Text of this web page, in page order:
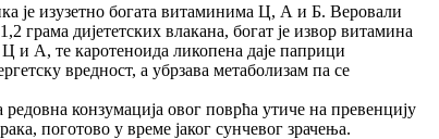
је изузетно богата витаминима Ц, А и Б. Веровали
дијететских влакана, богат је извор витамина
и А, те каротеноида ликопена даје паприци
вредност, а убрзава метаболизам па се
конзумација овог поврћа утиче на превенцију
поготово у време јаког сунчевог зрачења.